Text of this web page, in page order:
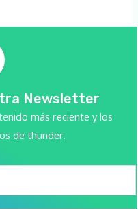
Newsletter
más reciente y los
de thunder.